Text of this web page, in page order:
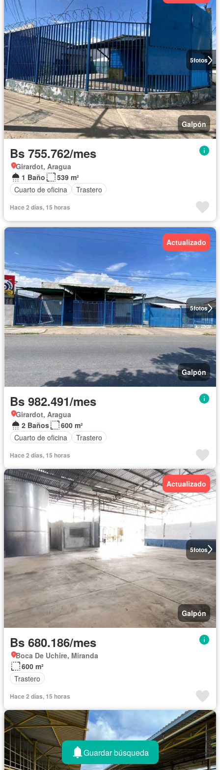
5fotos
Galpón
Bs 755.762/mes
Girardot, Aragua
1 Baño
539 m²
Cuarto de oficina
Trastero
Hace 2 días, 15 horas
5fotos
Actualizado
Galpón
Bs 982.491/mes
Girardot, Aragua
2 Baños
600 m²
Cuarto de oficina
Trastero
Hace 2 días, 15 horas
5fotos
Actualizado
Galpón
Bs 680.186/mes
Boca De Uchire, Miranda
600 m²
Trastero
Hace 2 días, 15 horas
Guardar búsqueda